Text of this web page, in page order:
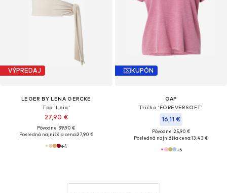
VÝPREDAJ
LEGER BY LENA GERCKE
Top 'Leia'
27,90 €
Pôvodne: 39,90 €
Posledná najnižšia cena:27,90 €
+4
KUPÓN
GAP
Tričko 'FOREVERSOFT'
16,11 €
Pôvodne: 25,90 €
Posledná najnižšia cena:13,43 €
+5